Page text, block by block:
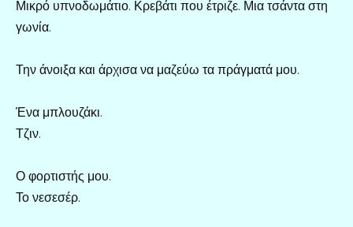
Μικρό υπνοδωμάτιο. Κρεβάτι που έτριζε. Μια τσάντα στη
γωνία.
Την άνοιξα και άρχισα να μαζεύω τα πράγματά μου.
Ένα μπλουζάκι.
Τζιν.
Ο φορτιστής μου.
Το νεσεσέρ.